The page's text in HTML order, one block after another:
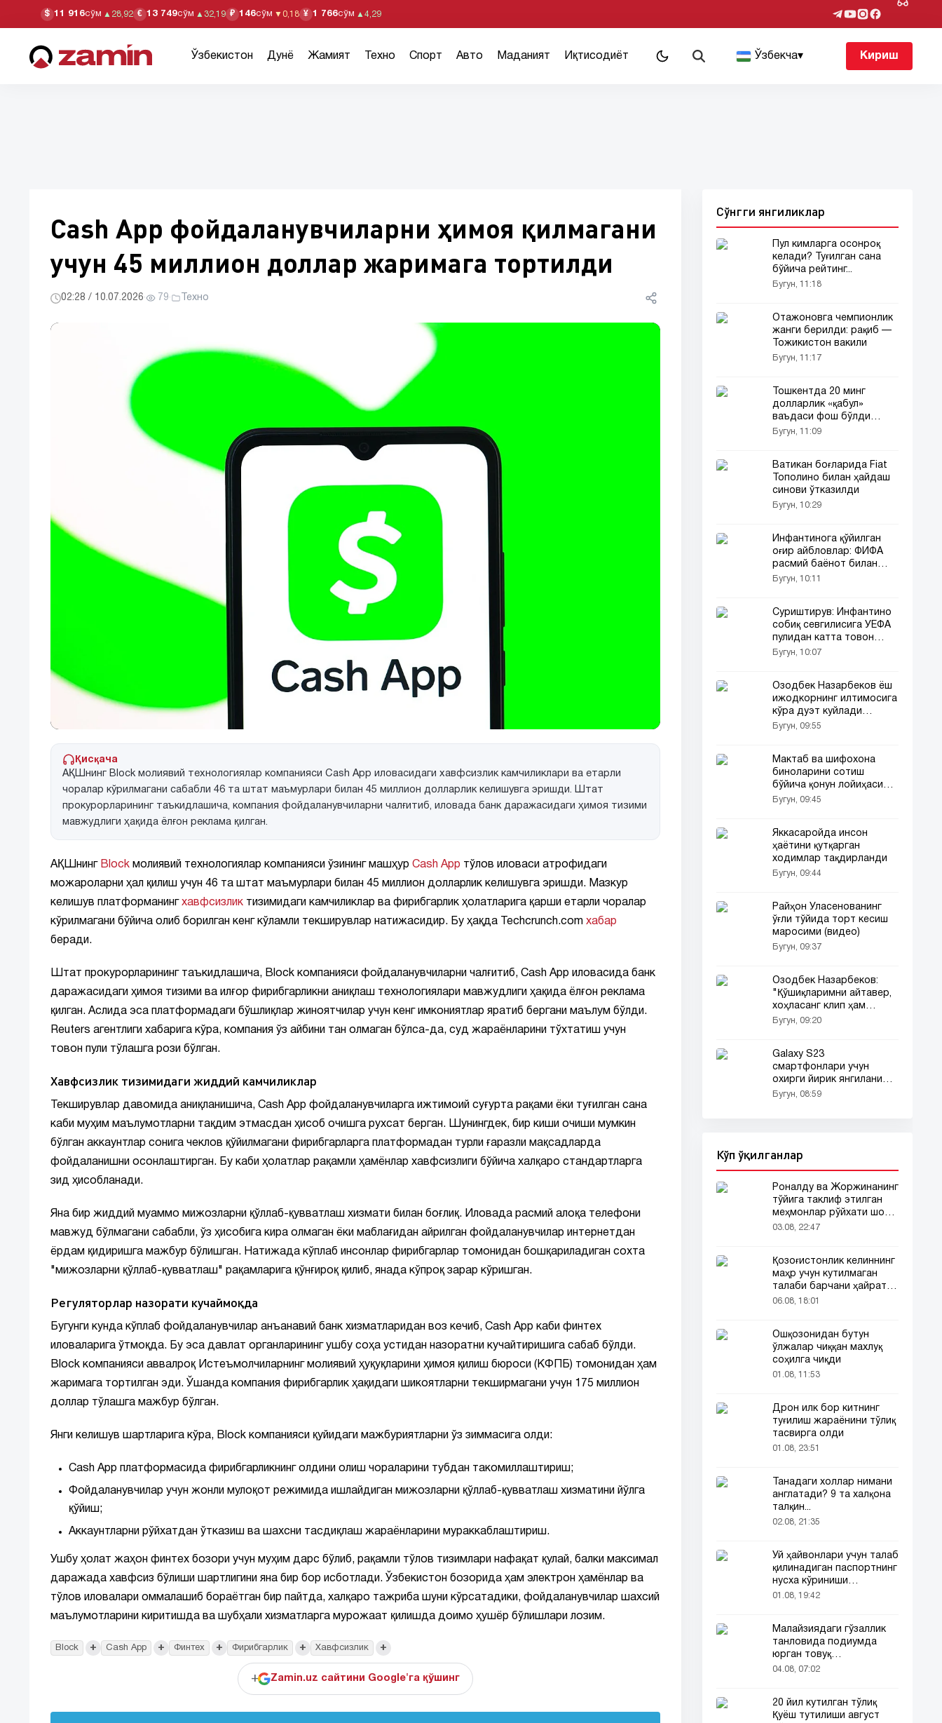
$ 11 916сўм ▲ 28,92 € 13 749сўм ▲ 32,19 ₽ 146сўм ▼ 0,18 ¥ 1 766сўм ▲ 4,29
Ўзбекистон Дунё Жамият Техно Спорт Авто Маданият Иқтисодиёт Ўзбекча▾ Кириш
Cash App фойдаланувчиларни ҳимоя қилмагани
учун 45 миллион доллар жаримага тортилди
02:28 / 10.07.2026· 79· Техно
Қисқача
АҚШнинг Block молиявий технологиялар компанияси Cash App иловасидаги хавфсизлик камчиликлари ва етарли
чоралар кўрилмагани сабабли 46 та штат маъмурлари билан 45 миллион долларлик келишувга эришди. Штат
прокурорларининг таъкидлашича, компания фойдаланувчиларни чалғитиб, иловада банк даражасидаги ҳимоя тизими
мавжудлиги ҳақида ёлғон реклама қилган.
АҚШнинг Block молиявий технологиялар компанияси ўзининг машҳур Cash App тўлов иловаси атрофидаги
можароларни ҳал қилиш учун 46 та штат маъмурлари билан 45 миллион долларлик келишувга эришди. Мазкур
келишув платформанинг хавфсизлик тизимидаги камчиликлар ва фирибгарлик ҳолатларига қарши етарли чоралар
кўрилмагани бўйича олиб борилган кенг кўламли текширувлар натижасидир. Бу ҳақда Techcrunch.com хабар
беради.
Штат прокурорларининг таъкидлашича, Block компанияси фойдаланувчиларни чалғитиб, Cash App иловасида банк
даражасидаги ҳимоя тизими ва илғор фирибгарликни аниқлаш технологиялари мавжудлиги ҳақида ёлғон реклама
қилган. Аслида эса платформадаги бўшлиқлар жиноятчилар учун кенг имкониятлар яратиб бергани маълум бўлди.
Reuters агентлиги хабарига кўра, компания ўз айбини тан олмаган бўлса-да, суд жараёнларини тўхтатиш учун
товон пули тўлашга рози бўлган.
Хавфсизлик тизимидаги жиддий камчиликлар
Текширувлар давомида аниқланишича, Cash App фойдаланувчиларга ижтимоий суғурта рақами ёки туғилган сана
каби муҳим маълумотларни тақдим этмасдан ҳисоб очишга рухсат берган. Шунингдек, бир киши очиши мумкин
бўлган аккаунтлар сонига чеклов қўйилмагани фирибгарларга платформадан турли ғаразли мақсадларда
фойдаланишни осонлаштирган. Бу каби ҳолатлар рақамли ҳамёнлар хавфсизлиги бўйича халқаро стандартларга
зид ҳисобланади.
Яна бир жиддий муаммо мижозларни қўллаб-қувватлаш хизмати билан боғлиқ. Иловада расмий алоқа телефони
мавжуд бўлмагани сабабли, ўз ҳисобига кира олмаган ёки маблағидан айрилган фойдаланувчилар интернетдан
ёрдам қидиришга мажбур бўлишган. Натижада кўплаб инсонлар фирибгарлар томонидан бошқариладиган сохта
"мижозларни қўллаб-қувватлаш" рақамларига қўнғироқ қилиб, янада кўпроқ зарар кўришган.
Регуляторлар назорати кучаймоқда
Бугунги кунда кўплаб фойдаланувчилар анъанавий банк хизматларидан воз кечиб, Cash App каби финтех
иловаларига ўтмоқда. Бу эса давлат органларининг ушбу соҳа устидан назоратни кучайтиришига сабаб бўлди.
Block компанияси аввалроқ Истеъмолчиларнинг молиявий ҳуқуқларини ҳимоя қилиш бюроси (КФПБ) томонидан ҳам
жаримага тортилган эди. Ўшанда компания фирибгарлик ҳақидаги шикоятларни текширмагани учун 175 миллион
доллар тўлашга мажбур бўлган.
Янги келишув шартларига кўра, Block компанияси қуйидаги мажбуриятларни ўз зиммасига олди:
Cash App платформасида фирибгарликнинг олдини олиш чораларини тубдан такомиллаштириш;
Фойдаланувчилар учун жонли мулоқот режимида ишлайдиган мижозларни қўллаб-қувватлаш хизматини йўлга
қўйиш;
Аккаунтларни рўйхатдан ўтказиш ва шахсни тасдиқлаш жараёнларини мураккаблаштириш.
Ушбу ҳолат жаҳон финтех бозори учун муҳим дарс бўлиб, рақамли тўлов тизимлари нафақат қулай, балки максимал
даражада хавфсиз бўлиши шартлигини яна бир бор исботлади. Ўзбекистон бозорида ҳам электрон ҳамёнлар ва
тўлов иловалари оммалашиб бораётган бир пайтда, халқаро тажриба шуни кўрсатадики, фойдаланувчилар шахсий
маълумотларини киритишда ва шубҳали хизматларга мурожаат қилишда доимо ҳушёр бўлишлари лозим.
Block + Cash App + Финтех + Фирибгарлик + Хавфсизлик +
+ Zamin.uz сайтини Google'га қўшинг
Сўнгги янгиликлар
Пул кимларга осонроқ
келади? Туғилган сана
бўйича рейтинг...
Бугун, 11:18
Отажоновга чемпионлик
жанги берилди: рақиб —
Тожикистон вакили
Бугун, 11:17
Тошкентда 20 минг
долларлик «қабул»
ваъдаси фош бўлди
(видео)
Бугун, 11:09
Ватикан боғларида Fiat
Тополино билан ҳайдаш
синови ўтказилди
Бугун, 10:29
Инфантинога қўйилган
оғир айбловлар: ФИФА
расмий баёнот билан
чиқди
Бугун, 10:11
Суриштирув: Инфантино
собиқ севгилисига УЕФА
пулидан катта товон
тўлатган!
Бугун, 10:07
Озодбек Назарбеков ёш
ижодкорнинг илтимосига
кўра дуэт куйлади
(видео)
Бугун, 09:55
Мактаб ва шифохона
биноларини сотиш
бўйича қонун лойиҳаси
тайёрланмоқда
Бугун, 09:45
Яккасаройда инсон
ҳаётини қутқарган
ходимлар тақдирланди
Бугун, 09:44
Райҳон Уласенованинг
ўғли тўйида торт кесиш
маросими (видео)
Бугун, 09:37
Озодбек Назарбеков:
"Қўшиқларимни айтавер,
хоҳласанг клип ҳам
чиқар" (видео)
Бугун, 09:20
Galaxy S23
смартфонлари учун
охирги йирик янгиланиш
маълум қилинди
Бугун, 08:59
Кўп ўқилганлар
Роналду ва Жоржинанинг
тўйига таклиф этилган
меҳмонлар рўйхати шов-
шувда
03.08, 22:47
Қозоғистонлик келиннинг
маҳр учун кутилмаган
талаби барчани ҳайратга
солди
06.08, 18:01
Ошқозонидан бутун
ўлжалар чиққан махлуқ
соҳилга чиқди
01.08, 11:53
Дрон илк бор китнинг
туғилиш жараёнини тўлиқ
тасвирга олди
01.08, 23:51
Танадаги холлар нимани
англатади? 9 та халқона
талқин...
02.08, 21:35
Уй ҳайвонлари учун талаб
қилинадиган паспортнинг
нусха кўриниши
тармоқларда тарқалди
01.08, 19:42
Малайзиядаги гўзаллик
танловида подиумда
юрган товуқ
томошабинлар
04.08, 07:02
20 йил кутилган тўлиқ
Қуёш тутилиши август